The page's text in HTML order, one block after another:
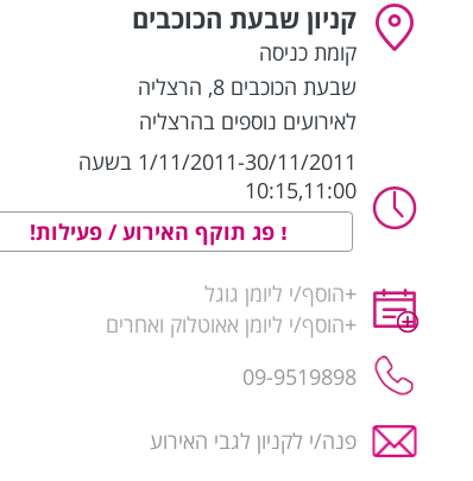
קניון שבעת הכוכבים
קומת כניסה
שבעת הכוכבים 8
, הרצליה
לאירועים נוספים בהרצליה
1/11/2011-30/11/2011 בשעה
10:15,11:00
פג תוקף האירוע / פעילות!
+הוסף/י ליומן גוגל
+הוסף/י ליומן אאוטלוק ואחרים
09-9519898
פנה/י לקניון לגבי האירוע